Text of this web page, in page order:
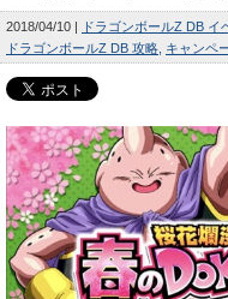
2018/04/10 ドラゴンボールZ DB イ
ドラゴンボールZ DB 攻略 キャンペ